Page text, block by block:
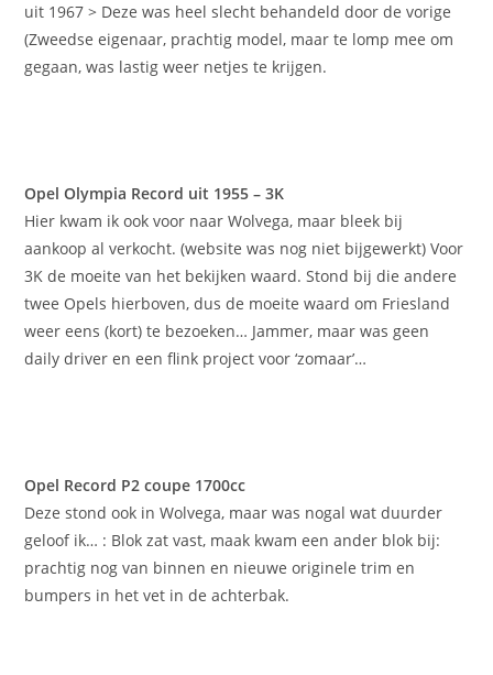
uit 1967 > Deze was heel slecht behandeld door de vorige
(Zweedse eigenaar, prachtig model, maar te lomp mee om
gegaan, was lastig weer netjes te krijgen.
Opel Olympia Record uit 1955 – 3K
Hier kwam ik ook voor naar Wolvega, maar bleek bij
aankoop al verkocht. (website was nog niet bijgewerkt) Voor
3K de moeite van het bekijken waard. Stond bij die andere
twee Opels hierboven, dus de moeite waard om Friesland
weer eens (kort) te bezoeken… Jammer, maar was geen
daily driver en een flink project voor ‘zomaar’…
Opel Record P2 coupe 1700cc
Deze stond ook in Wolvega, maar was nogal wat duurder
geloof ik… : Blok zat vast, maak kwam een ander blok bij:
prachtig nog van binnen en nieuwe originele trim en
bumpers in het vet in de achterbak.